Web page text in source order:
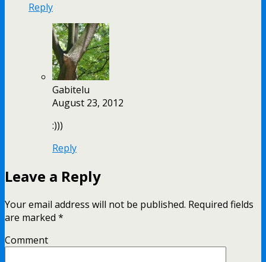
Reply
Gabitelu
August 23, 2012
:)))
Reply
Leave a Reply
Your email address will not be published. Required fields
are marked *
Comment